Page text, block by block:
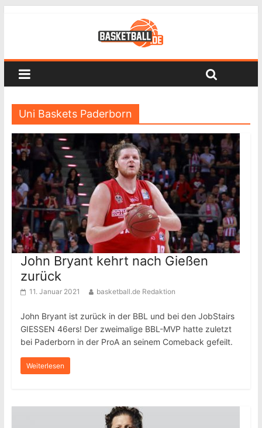
Uni Baskets Paderborn
John Bryant kehrt nach Gießen
zurück
11. Januar 2021 basketball.de Redaktion
John Bryant ist zurück in der BBL und bei den JobStairs
GIESSEN 46ers! Der zweimalige BBL-MVP hatte zuletzt
bei Paderborn in der ProA an seinem Comeback gefeilt.
Weiterlesen